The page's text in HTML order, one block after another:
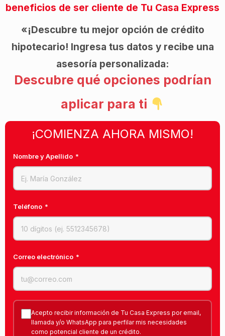
beneficios de ser cliente de Tu Casa Express
«¡Descubre tu mejor opción de crédito
hipotecario! Ingresa tus datos y recibe una
asesoría personalizada:
Descubre qué opciones podrían
aplicar para ti
¡COMIENZA AHORA MISMO!
Nombre y Apellido *
Teléfono *
Correo electrónico *
Acepto recibir información de Tu Casa Express por email,
llamada y/o WhatsApp para perfilar mis necesidades
como potencial cliente de un crédito.